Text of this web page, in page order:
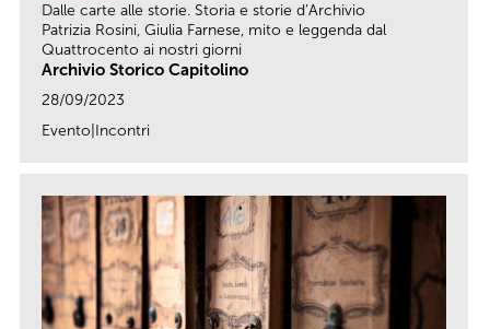
Dalle carte alle storie. Storia e storie d’Archivio
Patrizia Rosini, Giulia Farnese, mito e leggenda dal
Quattrocento ai nostri giorni
Archivio Storico Capitolino
28/09/2023
Evento|Incontri